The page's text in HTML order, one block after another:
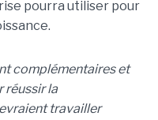
pourra utiliser pour
complémentaires et
réussir la
travailler